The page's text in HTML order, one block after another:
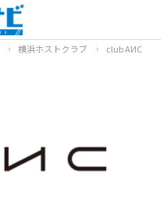
横浜ホストクラブ club AИC